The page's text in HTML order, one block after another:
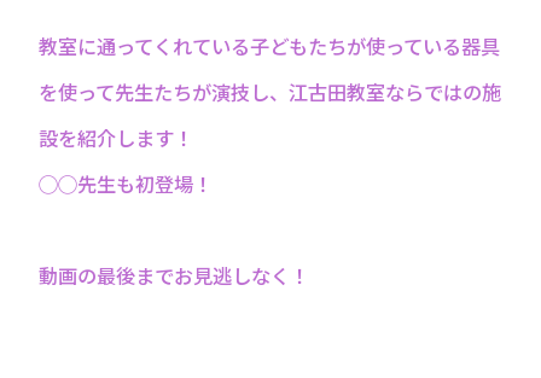
教室に通ってくれている子どもたちが使っている器具
を使って先生たちが演技し、江古田教室ならではの施
設を紹介します！
◯◯先生も初登場！
動画の最後までお見逃しなく！